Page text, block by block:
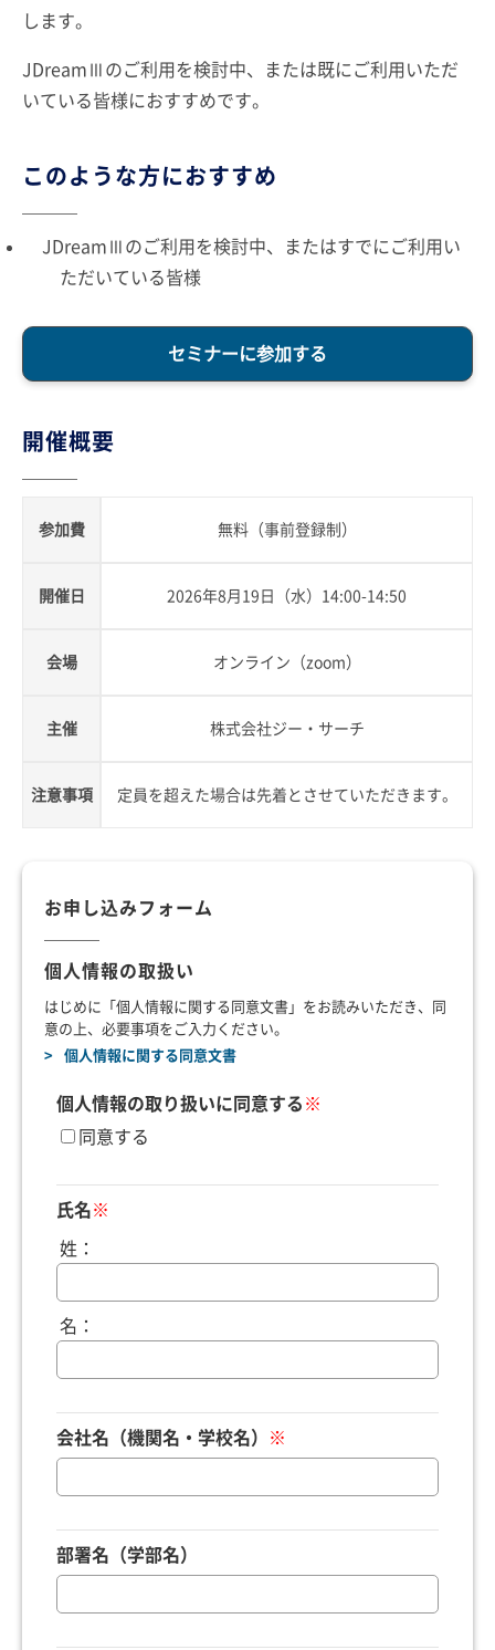
します。
JDreamⅢのご利用を検討中、または既にご利用いただ
いている皆様におすすめです。
このような方におすすめ
JDreamⅢのご利用を検討中、またはすでにご利用い
ただいている皆様
セミナーに参加する
開催概要
参加費 無料（事前登録制）
開催日 2026年8月19日（水）14:00-14:50
会場 オンライン（zoom）
主催 株式会社ジー・サーチ
注意事項 定員を超えた場合は先着とさせていただきます。
お申し込みフォーム
個人情報の取扱い
はじめに「個人情報に関する同意文書」をお読みいただき、同
意の上、必要事項をご入力ください。
個人情報に関する同意文書
個人情報の取り扱いに同意する ※
同意する
氏名※
姓：
名：
会社名（機関名・学校名） ※
部署名（学部名）